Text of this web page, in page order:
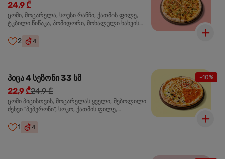
24,9 ₾
ცომი, მოცარელა, სოუსი რანჩი, ქათმის ფილე,
ტკბილი წიწაკა, პომიდორი, მოხალული ხახვის
2 4
-10%
პიცა 4 სეზონი 33 სმ
22,9 ₾24,9 ₾
ცომი პიცისთვის, მოცარელას ყველი, შებოლილი
ძეხვი "პეპერონი", სოკო, ქათმის ფილე,
1 4